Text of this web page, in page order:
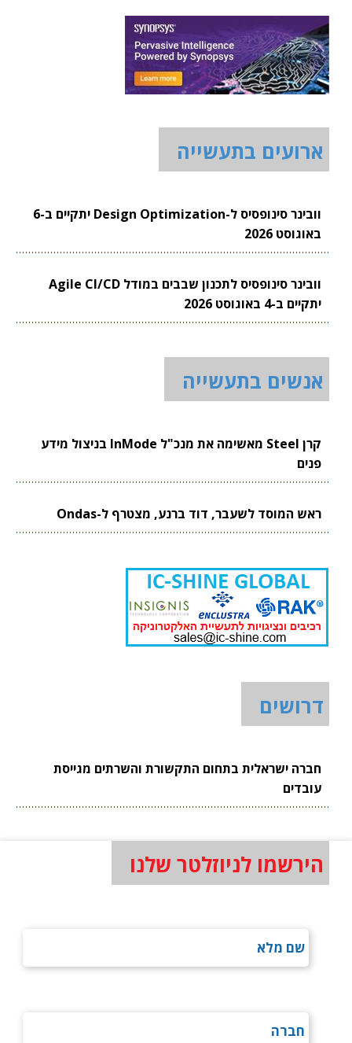
ארועים בתעשייה
וובינר סינופסיס ל-Design Optimization יתקיים ב-6
באוגוסט 2026
וובינר סינופסיס לתכנון שבבים במודל Agile CI/CD
יתקיים ב-4 באוגוסט 2026
אנשים בתעשייה
קרן Steel מאשימה את מנכ"ל InMode בניצול מידע
פנים
ראש המוסד לשעבר, דוד ברנע, מצטרף ל-Ondas
דרושים
חברה ישראלית בתחום התקשורת והשרתים מגייסת
עובדים
הירשמו לניוזלטר שלנו